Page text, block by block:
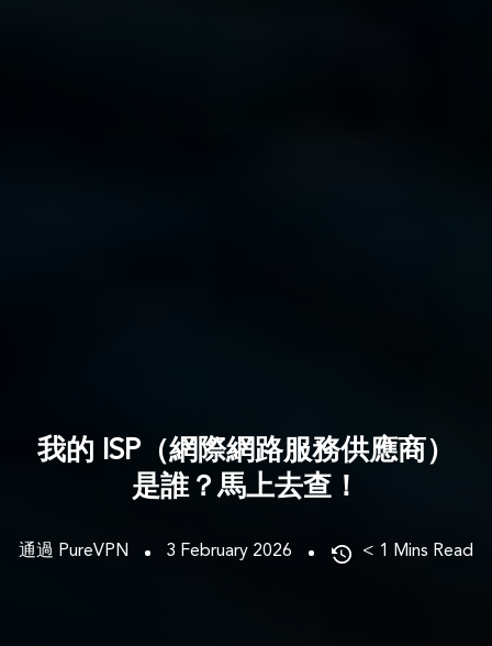
我的 ISP（網際網路服務供應商）
是誰？馬上去查！
通過 PureVPN 3 February 2026 < 1 Mins Read